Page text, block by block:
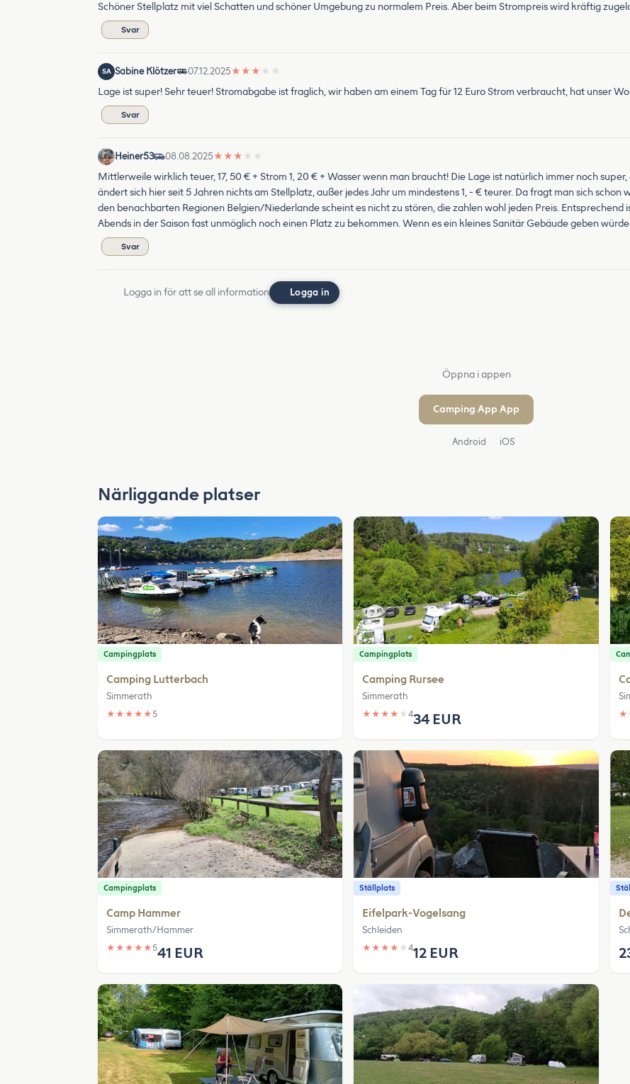
Schöner Stellplatz mit viel Schatten und schöner Umgebung zu normalem Preis. Aber beim Strompreis wird kräftig
Svar
SA Sabine Klötzer 07.12.2025★ ★ ★ ★ ★
Lage ist super! Sehr teuer! Stromabgabe ist fraglich, wir haben am einem Tag für 12 Euro Strom verbraucht, hat unser
Svar
Heiner53 08.08.2025★ ★ ★ ★ ★
Mittlerweile wirklich teuer, 17, 50 € + Strom 1, 20 € + Wasser wenn man braucht! Die Lage ist natürlich immer noch
ändert sich hier seit 5 Jahren nichts am Stellplatz, außer jedes Jahr um mindestens 1, - € teurer. Da fragt man sich schon
den benachbarten Regionen Belgien/Niederlande scheint es nicht zu stören, die zahlen wohl jeden Preis.
Abends in der Saison fast unmöglich noch einen Platz zu bekommen. Wenn es ein kleines Sanitär Gebäude geben
Svar
Logga in för att se all information Logga in
Öppna i appen
Camping App App
Android iOS
Närliggande platser
Campingplats
Camping Lutterbach
Simmerath
★ ★ ★ ★ ★5
Campingplats
Camping Rursee
Simmerath
★ ★ ★ ★ ★434 EUR ★
Campingplats
Camp Hammer
Simmerath/Hammer
★ ★ ★ ★ ★541 EUR
Ställplats
Eifelpark-Vogelsang
Schleiden
★ ★ ★ ★ ★412 EUR